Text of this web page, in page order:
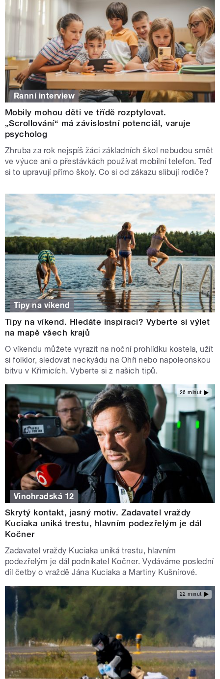
Ranní interview
Mobily mohou děti ve třídě rozptylovat.
„Scrollování“ má závislostní potenciál, varuje
psycholog
Zhruba za rok nejspíš žáci základních škol nebudou smět
ve výuce ani o přestávkách používat mobilní telefon. Teď
si to upravují přímo školy. Co si od zákazu slibují rodiče?
Tipy na víkend
Tipy na víkend. Hledáte inspiraci? Vyberte si výlet
na mapě všech krajů
O víkendu můžete vyrazit na noční prohlídku kostela, užít
si folklor, sledovat neckyádu na Ohři nebo napoleonskou
bitvu v Křimicích. Vyberte si z našich tipů.
26 minut
Vinohradská 12
Skrytý kontakt, jasný motiv. Zadavatel vraždy
Kuciaka uniká trestu, hlavním podezřelým je dál
Kočner
Zadavatel vraždy Kuciaka uniká trestu, hlavním
podezřelým je dál podnikatel Kočner. Vydáváme poslední
díl četby o vraždě Jána Kuciaka a Martiny Kušnírové.
22 minut